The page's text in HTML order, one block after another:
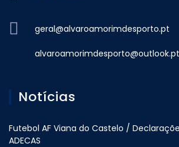
geral@alvaroamorimdesporto.pt
alvaroamorimdesporto@outlook.pt
Notícias
Futebol AF Viana do Castelo /
ADECAS